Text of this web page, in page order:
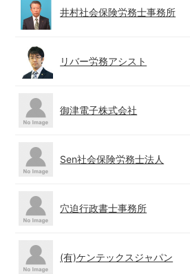
井村社会保険労務士事務所
リバー労務アシスト
御津電子株式会社
Sen社会保険労務士法人
穴迫行政書士事務所
(有)ケンテックスジャパン